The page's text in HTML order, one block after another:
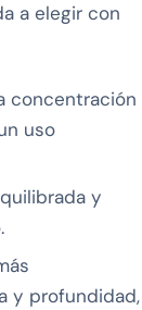
a elegir con
concentración
uso
y
y profundidad,